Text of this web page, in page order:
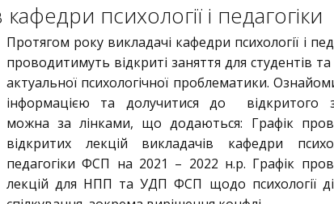
психології і педагогіки
Протягом року викладачі кафедри психології і
проводитимуть відкриті заняття для студентів
актуальної психологічної проблематики.
інформацією та долучитися до відкритого
можна за лінками, що додаються: Графік
відкритих лекцій викладачів кафедри
педагогіки ФСП на 2021 – 2022 н.р. Графік
лекцій для НПП та УДП ФСП щодо психології